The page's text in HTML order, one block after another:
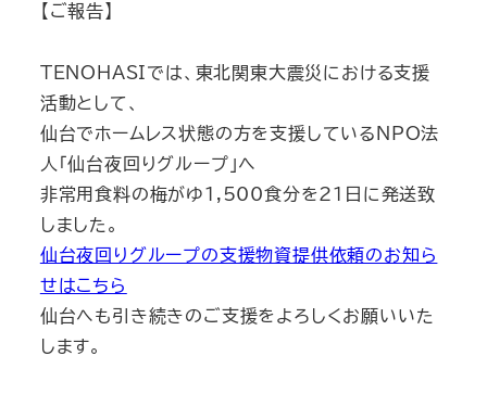
【ご報告】
TENOHASIでは、東北関東大震災における支援
活動として、
仙台でホームレス状態の方を支援しているNPO法
人｢仙台夜回りグループ｣へ
非常用食料の梅がゆ1,500食分を21日に発送致
しました。
仙台夜回りグループの支援物資提供依頼のお知ら
せはこちら
仙台へも引き続きのご支援をよろしくお願いいた
します。